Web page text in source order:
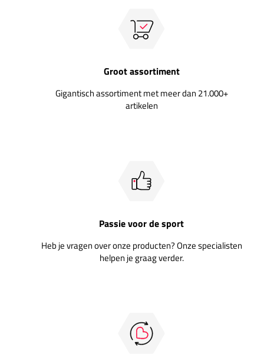
Groot assortiment
Gigantisch assortiment met meer dan 21.000+
artikelen
Passie voor de sport
Heb je vragen over onze producten? Onze specialisten
helpen je graag verder.